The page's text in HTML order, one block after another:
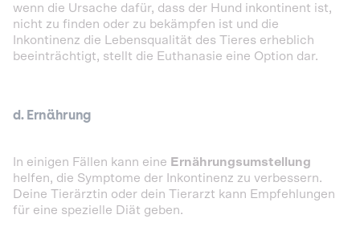
wenn die Ursache dafür, dass der Hund inkontinent ist,
nicht zu finden oder zu bekämpfen ist und die
Inkontinenz die Lebensqualität des Tieres erheblich
beeinträchtigt, stellt die Euthanasie eine Option dar.
d. Ernährung
In einigen Fällen kann eine Ernährungsumstellung
helfen, die Symptome der Inkontinenz zu verbessern.
Deine Tierärztin oder dein Tierarzt kann Empfehlungen
für eine spezielle Diät geben.